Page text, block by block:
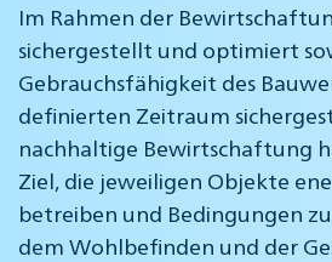
Im Rahmen der
sichergestellt und optimiert
Gebrauchsfähigkeit des
definierten Zeitraum
nachhaltige Bewirtschaftung
Ziel, die jeweiligen Objekte
betreiben und Bedingungen
dem Wohlbefinden und der